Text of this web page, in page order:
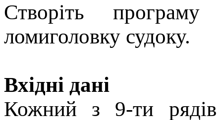
Створiть
ломиголовку судоку.
Вхідні дані
Кожний з 9-ти